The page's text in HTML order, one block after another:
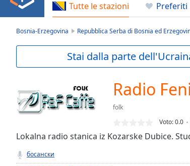
Backward
Skip
Current
Loaded:
0.00%
TypeLIVE
live,
currently
Tutte le stazioni Preferiti
Bosnia-Erzegovina Repubblica Serba di Bosnia ed
Stai dalla parte
Radio
folk
Voto:0.0
Lokalna radio stanica iz Kozarske Dubice.
босански